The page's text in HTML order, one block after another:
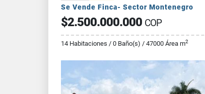
Se Vende Finca- Sector Montenegro
$2.500.000.000 COP
14 Habitaciones / 0 Baño(s) / 47000 Área m2